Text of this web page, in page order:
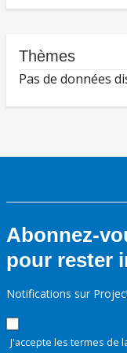
Thèmes
Pas de données
Abonnez-
pour rester
Notifications sur
J'accepte les termes de